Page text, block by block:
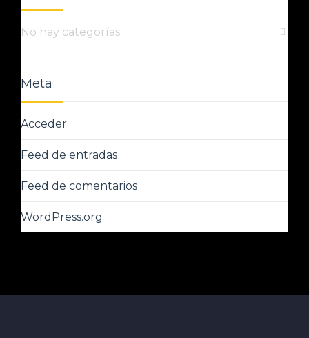
No hay categorías
Meta
Acceder
Feed de entradas
Feed de comentarios
WordPress.org